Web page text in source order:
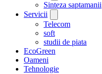
Sinteza saptamanii
Servicii
Telecom
soft
studii de piata
EcoGreen
Oameni
Tehnologie